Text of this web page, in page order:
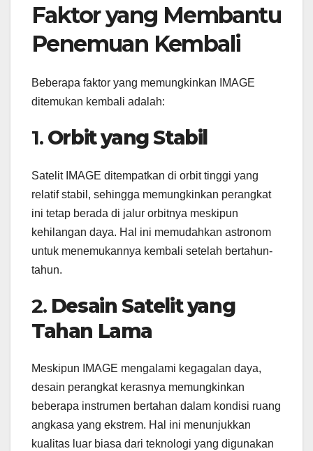
Faktor yang Membantu
Penemuan Kembali
Beberapa faktor yang memungkinkan IMAGE
ditemukan kembali adalah:
1. Orbit yang Stabil
Satelit IMAGE ditempatkan di orbit tinggi yang
relatif stabil, sehingga memungkinkan perangkat
ini tetap berada di jalur orbitnya meskipun
kehilangan daya. Hal ini memudahkan astronom
untuk menemukannya kembali setelah bertahun-
tahun.
2. Desain Satelit yang
Tahan Lama
Meskipun IMAGE mengalami kegagalan daya,
desain perangkat kerasnya memungkinkan
beberapa instrumen bertahan dalam kondisi ruang
angkasa yang ekstrem. Hal ini menunjukkan
kualitas luar biasa dari teknologi yang digunakan